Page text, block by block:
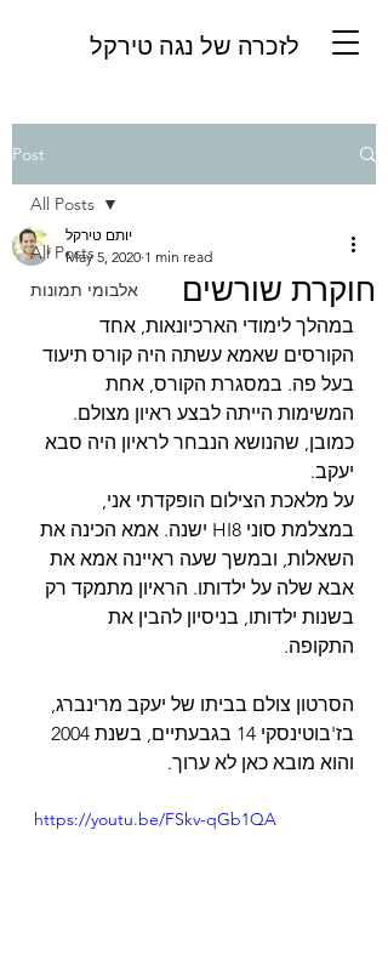
לזכרה של נגה טירקל
Post
All Posts
אלבומי תמונות
All Posts
חוקרת שורשים
יותם טירקל
May 5, 2020 1 min read
במהלך לימודי הארכיונאות, אחד
הקורסים שאמא עשתה היה קורס תיעוד
בעל פה. במסגרת הקורס, אחת
המשימות הייתה לבצע ראיון מצולם.
כמובן, שהנושא הנבחר לראיון היה סבא
יעקב.
על מלאכת הצילום הופקדתי אני,
במצלמת סוני HI8 ישנה. אמא הכינה את
השאלות, ובמשך שעה ראיינה אמא את
אבא שלה על ילדותו. הראיון מתמקד רק
בשנות ילדותו, בניסיון להבין את
התקופה.
הסרטון צולם בביתו של יעקב מרינברג,
והוא מובא כאן לא ערוך.
https://youtu.be/FSkv-qGb1QA